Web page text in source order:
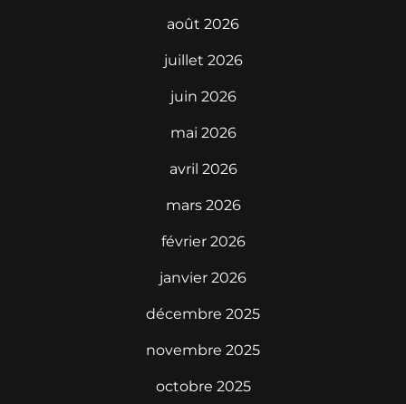
août 2026
juillet 2026
juin 2026
mai 2026
avril 2026
mars 2026
février 2026
janvier 2026
décembre 2025
novembre 2025
octobre 2025